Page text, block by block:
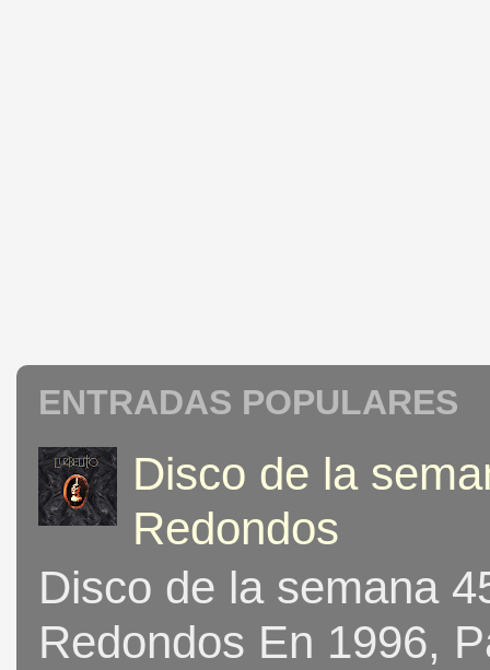
ENTRADAS POPULARES
Disco de la
Redondos
Disco de la semana
Redondos En 1996,